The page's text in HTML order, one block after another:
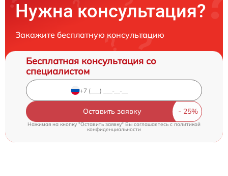
Нужна консультация?
Закажите бесплатную консультацию
Бесплатная консультация со
специалистом
Оставить заявку
Нажимая на кнопку "Оставить заявку" Вы соглашаетесь c политикой
конфиденциальности